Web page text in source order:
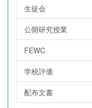
生徒会
公開研究授業
FEWC
学校評価
配布文書